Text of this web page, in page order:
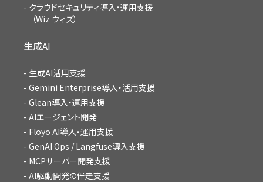
クラウドセキュリティ導入・運用支援
（Wiz ウィズ）
生成AI
生成AI活用支援
Gemini Enterprise導入・活用支援
Glean導入・運用支援
AIエージェント開発
Floyo AI導入・運用支援
GenAI Ops / Langfuse導入支援
MCPサーバー開発支援
AI駆動開発の伴走支援